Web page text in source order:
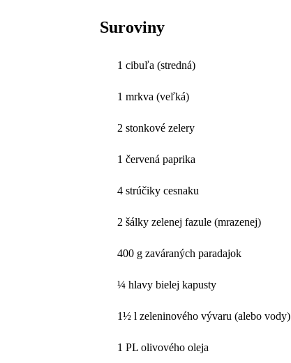
Suroviny
1 cibuľa (stredná)
1 mrkva (veľká)
2 stonkové zelery
1 červená paprika
4 strúčiky cesnaku
2 šálky zelenej fazule (mrazenej)
400 g zaváraných paradajok
¼ hlavy bielej kapusty
1½ l zeleninového vývaru (alebo vody)
1 PL olivového oleja